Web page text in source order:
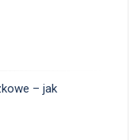
– jak